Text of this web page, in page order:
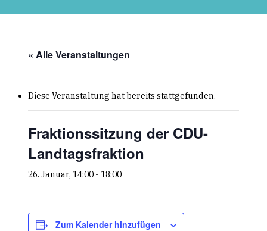
« Alle Veranstaltungen
Diese Veranstaltung hat bereits stattgefunden.
Fraktionssitzung der CDU-
Landtagsfraktion
26. Januar, 14:00- 18:00
Zum Kalender hinzufügen